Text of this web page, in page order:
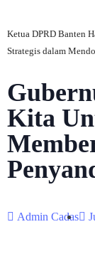
Ketua DPRD Banten
Strategis dalam
Kita
Admin Cadas